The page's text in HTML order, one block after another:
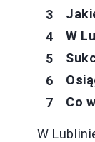
W
Co
W